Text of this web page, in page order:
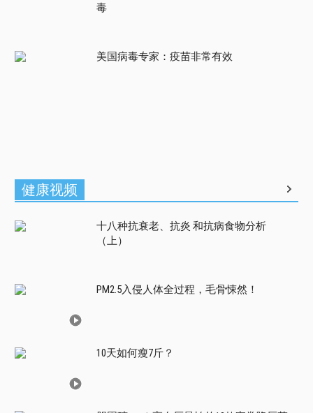
毒
美国病毒专家：疫苗非常有效
健康视频
十八种抗衰老、抗炎 和抗病食物分析
（上）
PM2.5入侵人体全过程，毛骨悚然！
10天如何瘦7斤？